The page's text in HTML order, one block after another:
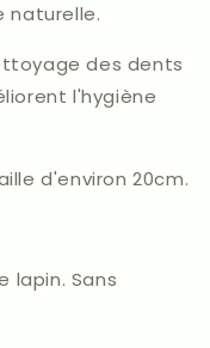
naturelle.
des dents
l'hygiène
d'environ 20cm.
lapin. Sans